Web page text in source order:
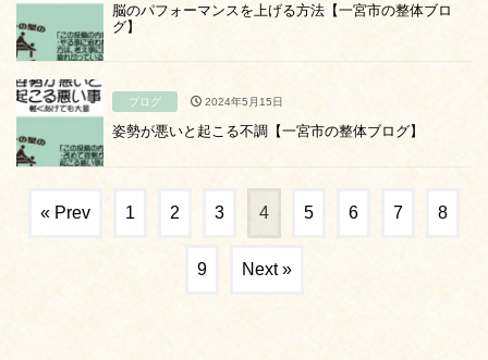
脳のパフォーマンスを上げる方法【一宮市の整体ブロ
グ】
ブログ 2024年5月15日
姿勢が悪いと起こる不調【一宮市の整体ブログ】
« Prev 1 2 3 4 5 6 7 8
9 Next »